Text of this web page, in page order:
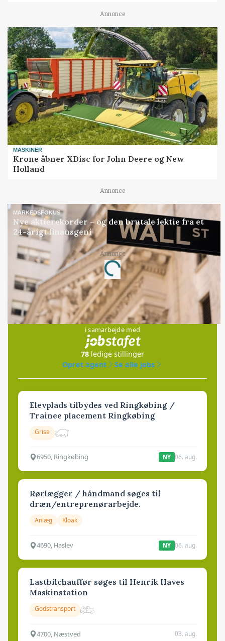
Annonce
MASKINER
Krone åbner XDisc for John Deere og New
Holland
Annonce
MARKEDSFOKUS
Nye aktierekorder – og den brutale lektie fra et
24-årigt finansgeni
Annonce
Loading...
Jobs
i samarbejde med
78 ledige stillinger
Opret agent
Se alle jobs
Elevplads tilbydes ved Ringkøbing /
Trainee placement Ringkøbing
Grise
6950, Ringkøbing NY 06. aug.
Rørlægger / håndmand søges til
dræn/entreprenørarbejde.
Anlæg Kloak
4690, Haslev NY 06. aug.
Lastbilchauffør søges til Henrik Haves
Maskinstation
Godstransport
4700, Næstved 03. aug.